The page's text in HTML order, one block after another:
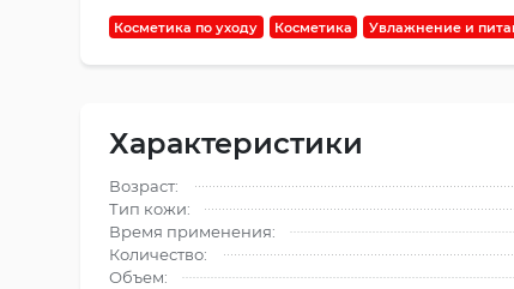
Косметика по уходу Косметика Увлажнение и
Характеристики
Возраст:
Тип кожи:
Время применения:
Количество:
Объем: